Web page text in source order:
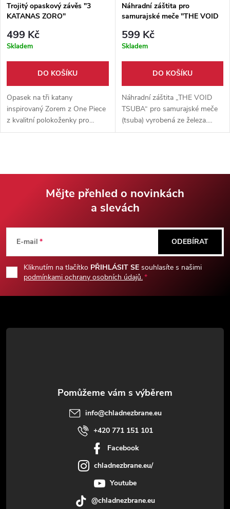
Trojitý opaskový závěs "3
KATANAS ZORO"
499 Kč
Skladem
DO KOŠÍKU
Opasek na tři katany
inspirovaný Zorem z One Piece
z kvalitní polokoženky pro
cosplay, anime festivaly a
Náhradní záštita pro
samurajské meče "THE VOID
599 Kč
Skladem
DO KOŠÍKU
Náhradní záštita „THE VOID
TSUBA“ pro samurajské meče
(tsuba) vyrobená ze železa.
Nabízí precizní zpracování,
p
a
Mějte přehled o novinkách
a slevách
E-mail
Kliknutím na tlačítko PŘIHLÁSIT SE souhlasíte s našimi
podmínkami ochrany osobních údajů.
ODEBÍRAT
info@chladnezbrane.eu
+420 771 151 101
Facebook
chladnezbrane.eu/
Youtube
@chladnezbrane.eu